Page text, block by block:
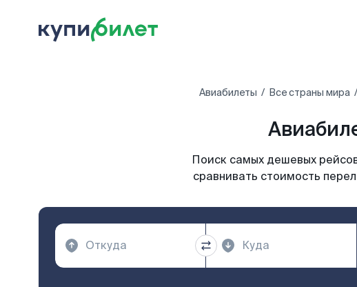
Авиабилеты Все страны мира
Поиск самых дешевых
сравнивать стоимость